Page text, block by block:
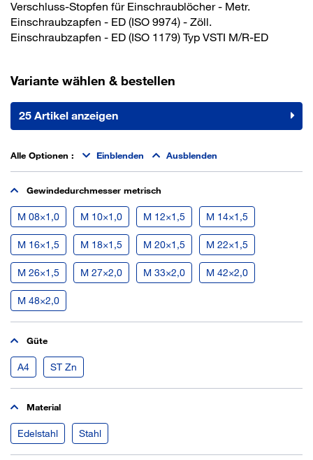
Verschluss-Stopfen für Einschraublöcher - Metr.
Einschraubzapfen - ED (ISO 9974) - Zöll.
Einschraubzapfen - ED (ISO 1179) Typ VSTI M/R-ED
Variante wählen & bestellen
25 Artikel anzeigen
Alle Optionen : Einblenden Ausblenden
Gewindedurchmesser metrisch
M 08×1,0 M 10×1,0 M 12×1,5 M 14×1,5
M 16×1,5 M 18×1,5 M 20×1,5 M 22×1,5
M 26×1,5 M 27×2,0 M 33×2,0 M 42×2,0
M 48×2,0
Güte
A4 ST Zn
Material
Edelstahl Stahl